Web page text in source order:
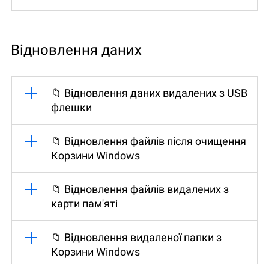
Відновлення даних
📁 Відновлення даних видалених з USB
флешки
📁 Відновлення файлів після очищення
Корзини Windows
📁 Відновлення файлів видалених з
карти пам'яті
📁 Відновлення видаленої папки з
Корзини Windows